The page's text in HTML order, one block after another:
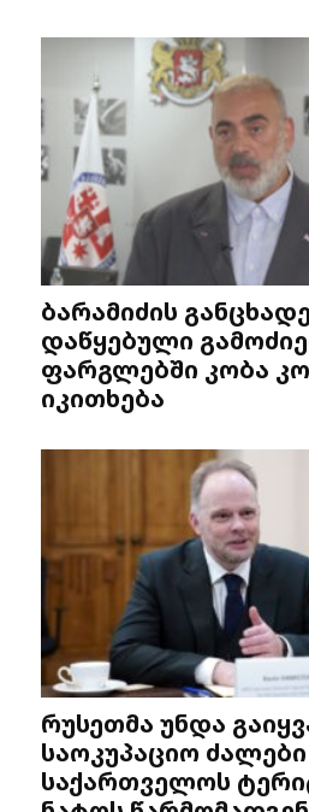
ბარამიძის
დაწყებული
ფარგლებში კობა
იკითხება
რუსეთმა უნდა
საოკუპაციო ძალები
საქართველოს